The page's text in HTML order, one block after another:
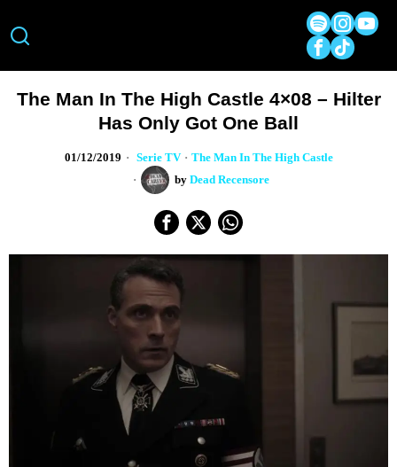
The Man In The High Castle 4×08 – Hilter
Has Only Got One Ball
01/12/2019 Serie TV · The Man In The High Castle
by Dead Recensore